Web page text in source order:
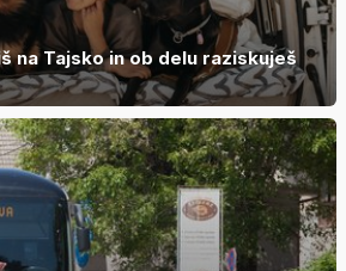
na Tajsko in ob delu raziskuješ